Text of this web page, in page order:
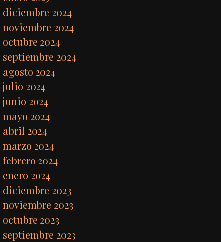
diciembre 2024
noviembre 2024
octubre 2024
septiembre 2024
agosto 2024
julio 2024
junio 2024
mayo 2024
abril 2024
marzo 2024
febrero 2024
enero 2024
diciembre 2023
noviembre 2023
octubre 2023
septiembre 2023